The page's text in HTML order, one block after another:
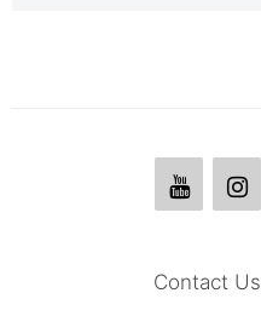
Contact Us